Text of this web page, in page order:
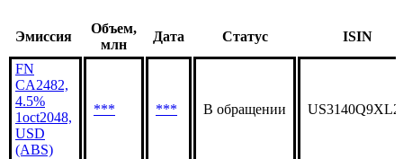
Эмиссия
Объем,
млн
Дата Статус ISIN
FN
CA2482,
4.5%
1oct2048,
USD
(ABS)
*** *** В обращении